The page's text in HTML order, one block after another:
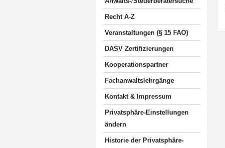
Recht A-Z
Veranstaltungen (§ 15 FAO)
DASV Zertifizierungen
Kooperationspartner
Fachanwaltslehrgänge
Kontakt & Impressum
Privatsphäre-Einstellungen
ändern
Historie der Privatsphäre-